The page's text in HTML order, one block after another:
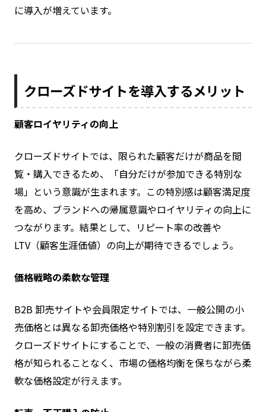
に導入が増えています。
クローズドサイトを導入するメリット
顧客ロイヤリティの向上
クローズドサイトでは、限られた顧客だけが商品を閲
覧・購入できるため、「自分だけが参加できる特別な
場」という意識が生まれます。この特別感は顧客満足度
を高め、ブランドへの帰属意識やロイヤリティの向上に
つながります。結果として、リピート率の改善や
LTV（顧客生涯価値）の向上が期待できるでしょう。
価格戦略の柔軟な管理
B2B 卸売サイトや会員限定サイトでは、一般公開の小
売価格とは異なる卸売価格や特別割引を設定できます。
クローズドサイトにすることで、一般の消費者に卸売価
格が知られることなく、市場の価格均衡を保ちながら柔
軟な価格設定が行えます。